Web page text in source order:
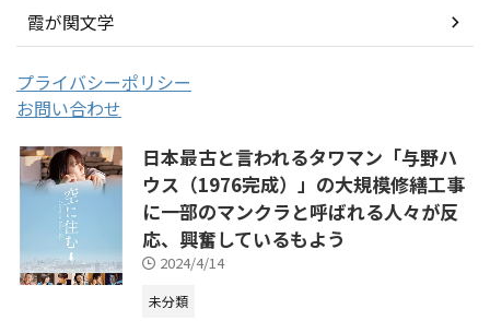
霞が関文学
プライバシーポリシー
お問い合わせ
日本最古と言われるタワマン「与野ハ
ウス（1976完成）」の大規模修繕工事
に一部のマンクラと呼ばれる人々が反
応、興奮しているもよう
2024/4/14
未分類